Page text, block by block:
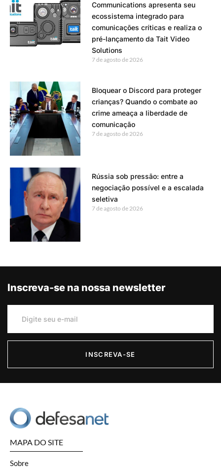
Communications apresenta seu
ecossistema integrado para
comunicações críticas e realiza o
pré-lançamento da Tait Video
Solutions
7 de agosto de 2026
Bloquear o Discord para proteger
crianças? Quando o combate ao
crime ameaça a liberdade de
comunicação
7 de agosto de 2026
Rússia sob pressão: entre a
negociação possível e a escalada
seletiva
7 de agosto de 2026
Inscreva-se na nossa newsletter
INSCREVA-SE
MAPA DO SITE
Sobre